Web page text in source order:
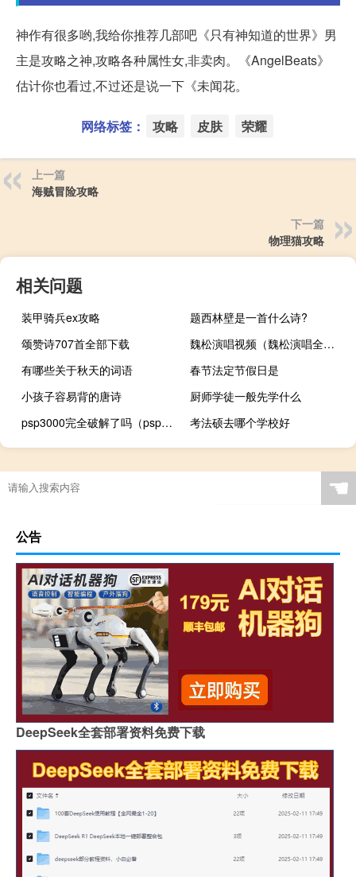
神作有很多哟,我给你推荐几部吧《只有神知道的世界》男
主是攻略之神,攻略各种属性女,非卖肉。《AngelBeats》
估计你也看过,不过还是说一下《未闻花。
网络标签： 攻略 皮肤 荣耀
上一篇
海贼冒险攻略
下一篇
物理猫攻略
相关问题
装甲骑兵ex攻略
题西林壁是一首什么诗?
颂赞诗707首全部下载
魏松演唱视频（魏松演唱全部歌曲）
有哪些关于秋天的词语
春节法定节假日是
小孩子容易背的唐诗
厨师学徒一般先学什么
psp3000完全破解了吗（psp3000完全破解）
考法硕去哪个学校好
☚
公告
DeepSeek全套部署资料免费下载